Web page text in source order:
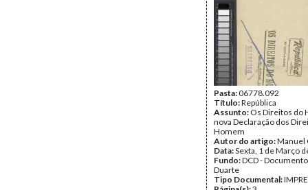
Pasta:06778.092
Título:República
Assunto: Os Direitos do
nova Declaração dos
Homem
Autor do artigo:Manuel
Data:Sexta, 1 de Março
Fundo:DCD -
Duarte
Tipo Documental: